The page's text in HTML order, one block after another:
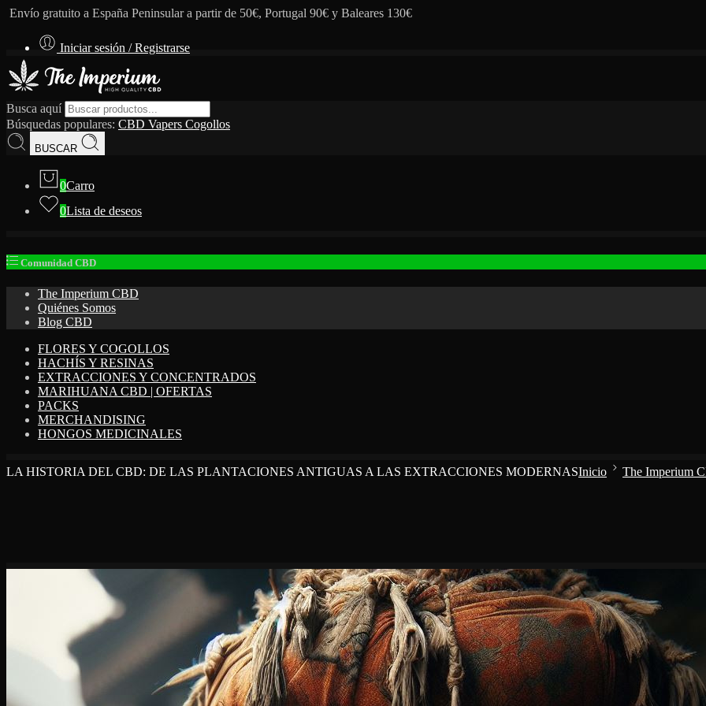
Envío gratuito a España Peninsular a partir de 50€, Portugal 90€ y Baleares 130€
Iniciar sesión / Registrarse
Busca aquí
Búsquedas populares: CBD Vapers Cogollos
BUSCAR
0Carro
0Lista de deseos
Comunidad CBD
The Imperium CBD
Quiénes Somos
Blog CBD
FLORES Y COGOLLOS
HACHÍS Y RESINAS
EXTRACCIONES Y CONCENTRADOS
MARIHUANA CBD | OFERTAS
PACKS
MERCHANDISING
HONGOS MEDICINALES
LA HISTORIA DEL CBD: DE LAS PLANTACIONES ANTIGUAS A LAS EXTRACCIONES MODERNASInicio The Imperium